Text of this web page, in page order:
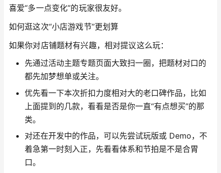
喜爱“多一点变化”的玩家很友好。
如何逛这次“小店游戏节”更划算
如果你对店铺题材有兴趣，相对提议这么玩：
先通过活动主题专题页面大致扫一圈，把题材对口的
都先加梦想单或关注。
优先看一下本次折扣力度相对大的老口碑作品，比如
上面提到的几款，看看是否是你一直“有点想买”的那
类。
对还在开发中的作品，可以先尝试玩版或 Demo，不
着急第一时刻入正，先看看体系和节拍是不是合胃
口。